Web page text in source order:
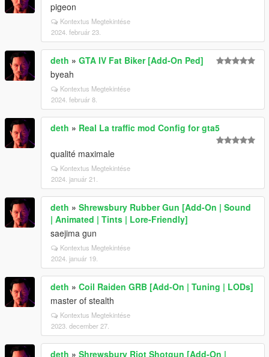
pigeon
Kontextus Megtekintése
2024. február 23.
deth » GTA IV Fat Biker [Add-On Ped]
byeah
Kontextus Megtekintése
2024. február 8.
deth » Real La traffic mod Config for gta5
qualité maximale
Kontextus Megtekintése
2024. január 21.
deth » Shrewsbury Rubber Gun [Add-On | Sound
| Animated | Tints | Lore-Friendly]
saejima gun
Kontextus Megtekintése
2024. január 19.
deth » Coil Raiden GRB [Add-On | Tuning | LODs]
master of stealth
Kontextus Megtekintése
2023. december 27.
deth » Shrewsbury Riot Shotgun [Add-On |